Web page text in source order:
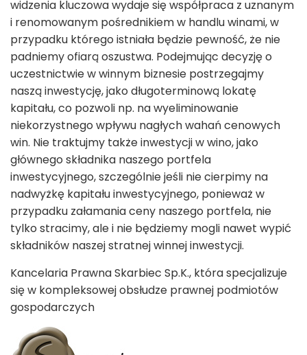
widzenia kluczowa wydaje się współpraca z uznanym
i renomowanym pośrednikiem w handlu winami, w
przypadku którego istniała będzie pewność, że nie
padniemy ofiarą oszustwa. Podejmując decyzję o
uczestnictwie w winnym biznesie postrzegajmy
naszą inwestycję, jako długoterminową lokatę
kapitału, co pozwoli np. na wyeliminowanie
niekorzystnego wpływu nagłych wahań cenowych
win. Nie traktujmy także inwestycji w wino, jako
głównego składnika naszego portfela
inwestycyjnego, szczególnie jeśli nie cierpimy na
nadwyżkę kapitału inwestycyjnego, ponieważ w
przypadku załamania ceny naszego portfela, nie
tylko stracimy, ale i nie będziemy mogli nawet wypić
składników naszej stratnej winnej inwestycji.
Kancelaria Prawna Skarbiec Sp.K., która specjalizuje
się w kompleksowej obsłudze prawnej podmiotów
gospodarczych